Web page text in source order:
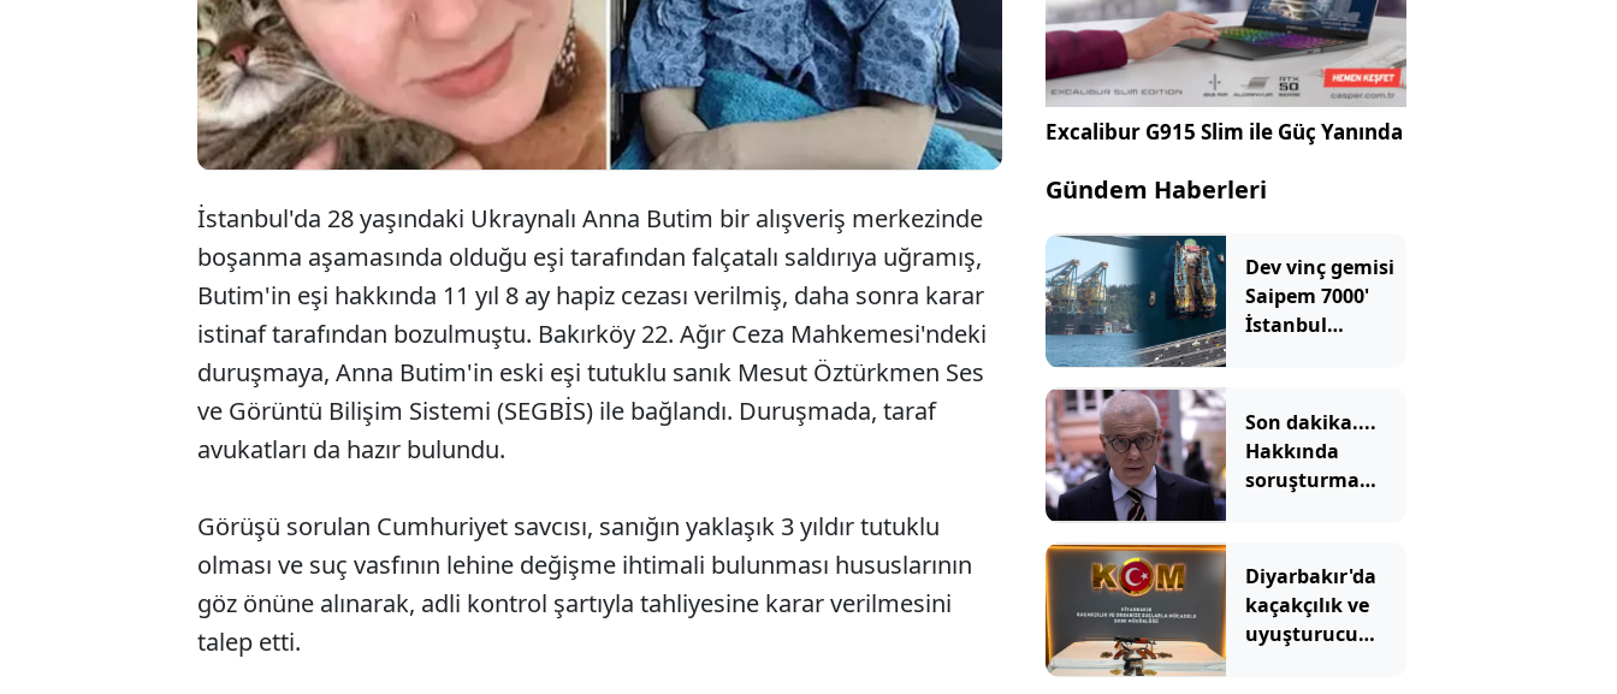
İstanbul'da 28 yaşındaki Ukraynalı Anna Butim bir alışveriş merkezinde
boşanma aşamasında olduğu eşi tarafından falçatalı saldırıya uğramış,
Butim'in eşi hakkında 11 yıl 8 ay hapiz cezası verilmiş, daha sonra karar
istinaf tarafından bozulmuştu. Bakırköy 22. Ağır Ceza Mahkemesi'ndeki
duruşmaya, Anna Butim'in eski eşi tutuklu sanık Mesut Öztürkmen Ses
ve Görüntü Bilişim Sistemi (SEGBİS) ile bağlandı. Duruşmada, taraf
avukatları da hazır bulundu.
Görüşü sorulan Cumhuriyet savcısı, sanığın yaklaşık 3 yıldır tutuklu
olması ve suç vasfının lehine değişme ihtimali bulunması hususlarının
göz önüne alınarak, adli kontrol şartıyla tahliyesine karar verilmesini
talep etti.
Excalibur G915 Slim ile Güç Yanında
Gündem Haberleri
Dev vinç gemisi
Saipem 7000'
İstanbul
Son dakika....
Hakkında
soruşturma
adliyede
Diyarbakır'da
kaçakçılık ve
uyuşturucu